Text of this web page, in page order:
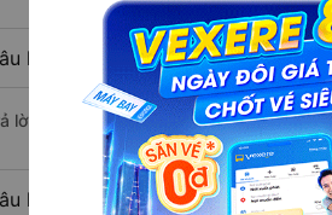
hỏi: Nhà xe đi Đạ Huoai - Lâm
lời: Chuyến xe có giờ xuất phát trễ
hỏi: Review xe đi Đạ Huoai -